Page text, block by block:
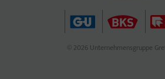
© 2026 Unternehmensgruppe